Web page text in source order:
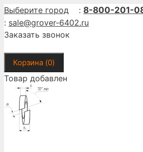
Перейти
к
содержимому
Выберите город : 8-800-201-
: sale@grover-6402.ru
Заказать звонок
Корзина (0)
Товар добавлен